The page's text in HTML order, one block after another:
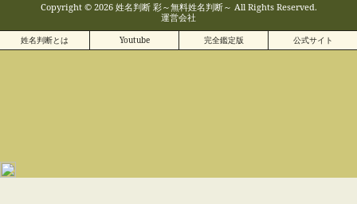
Copyright © 2026 姓名判断 彩～無料姓名判断～ All Rights Reserved.
運営会社
姓名判断とは Youtube 完全鑑定版 公式サイト